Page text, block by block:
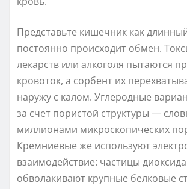
Представьте кишечник как
постоянно происходит обмен.
лекарств или алкоголя пытаются
кровоток, а сорбент их
наружу с калом. Углеродные
за счет пористой структуры —
миллионами микроскопических
Кремниевые же используют
взаимодействие: частицы
обволакивают крупные белковые